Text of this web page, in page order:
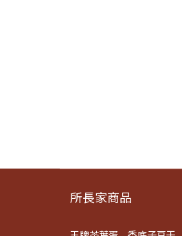
所長家商品